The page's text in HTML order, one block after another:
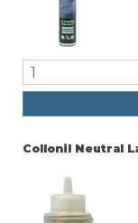
Collonil Neutral